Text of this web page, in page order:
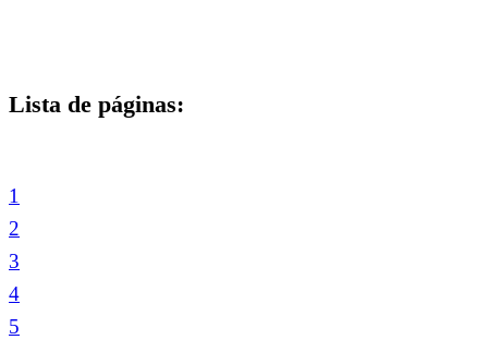
Lista de páginas:
1
2
3
4
5